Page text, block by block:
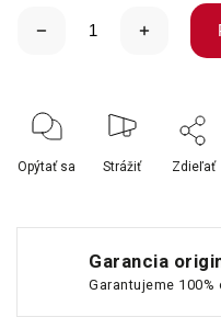
Opýtať sa Strážiť Zdieľať
Garancia
Garantujeme 100%